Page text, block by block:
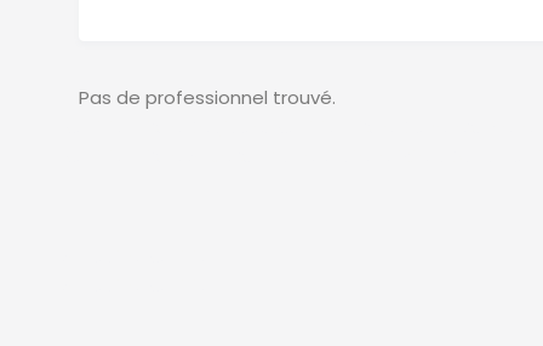
Pas de professionnel trouvé.